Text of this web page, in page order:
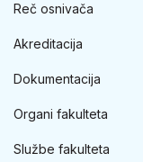
Reč osnivača
Akreditacija
Dokumentacija
Organi fakulteta
Službe fakulteta